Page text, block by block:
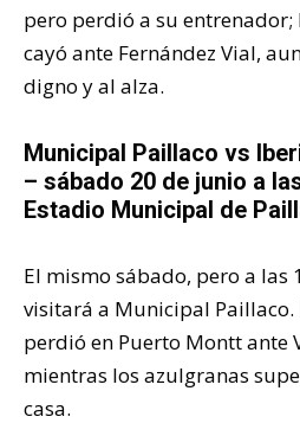
pero perdió a su
cayó ante Fernández Vial,
digno y al alza.
Municipal Paillaco vs
– sábado 20 de junio a
Estadio Municipal de
El mismo sábado, pero a las
visitará a Municipal Paillaco.
perdió en Puerto Montt ante
mientras los azulgranas
casa.